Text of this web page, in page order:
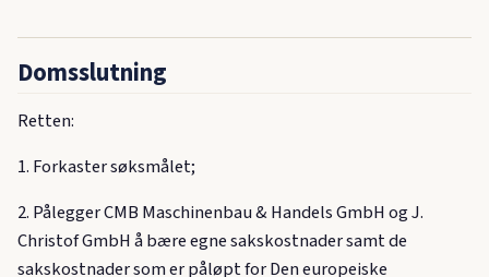
Domsslutning
Retten:
1. Forkaster søksmålet;
2. Pålegger CMB Maschinenbau & Handels GmbH og J.
Christof GmbH å bære egne sakskostnader samt de
sakskostnader som er påløpt for Den europeiske